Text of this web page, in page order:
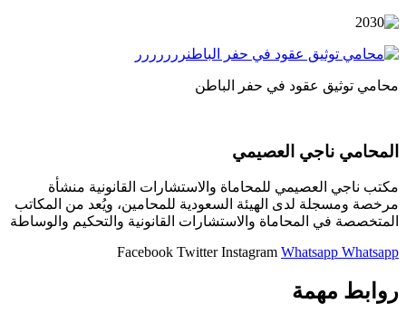
محامي توثيق عقود في حفر الباطن
المحامي ناجي العصيمي
مكتب ناجي العصيمي للمحاماة والاستشارات القانونية منشأة
مرخصة ومسجلة لدى الهيئة السعودية للمحامين، ويُعد من المكاتب
المتخصصة في المحاماة والاستشارات القانونية والتحكيم والوساطة
Facebook Twitter Instagram Whatsapp Whatsapp
روابط مهمة